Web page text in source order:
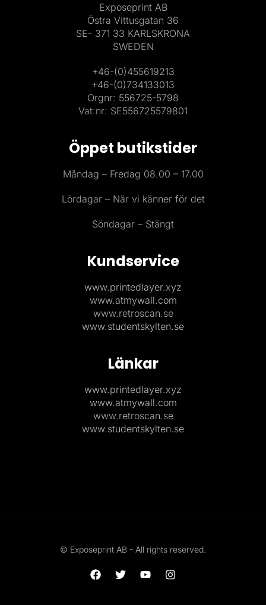
Exposeprint AB
Östra Vittusgatan 36
SE- 371 33 KARLSKRONA
SWEDEN
+46-(0)455619213
+46-(0)734133013
Orgnr: 556725-5798
Vat:nr: SE556725579801
Öppet butikstider
Måndag – Fredag 08.00 – 17.00
Lördagar – När vi känner för det
Söndagar – Stängt
Kundservice
www.printedlayer.xyz
www.atmywall.com
www.retroscan.se
www.studentskylten.se
Länkar
www.printedlayer.xyz
www.atmywall.com
www.retroscan.se
www.studentskylten.se
© Exposeprint AB - All rights reserved.